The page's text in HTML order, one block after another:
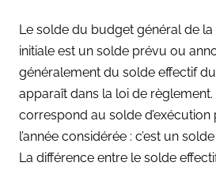
Le solde du budget général de la
initiale est un solde prévu ou
généralement du solde effectif
apparaît dans la loi de règlement.
correspond au solde d’exécution
l’année considérée : c’est un
La différence entre le solde